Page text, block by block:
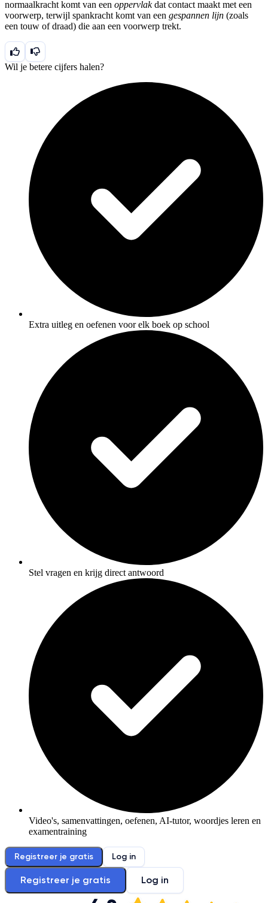
normaalkracht komt van een oppervlakdat contact maakt met een
voorwerp, terwijl spankracht komt van een gespannen lijn (zoals
een touw of draad) die aan een voorwerp trekt.
Wil je betere cijfers halen?
Extra uitleg en oefenen voor elk boek op school
Stel vragen en krijg direct antwoord
Video's, samenvattingen, oefenen, AI-tutor, woordjes leren en
examentraining
Registreer je gratis Log in
Registreer je gratis Log in